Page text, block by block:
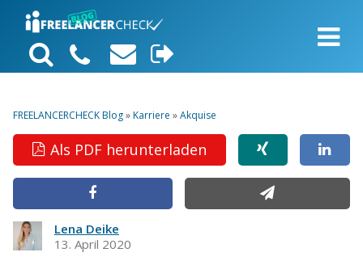
FREELANCERCHECK Blog»Karriere »Akquise
Als PDF herunterladen
Lena Deike
13. April 2020